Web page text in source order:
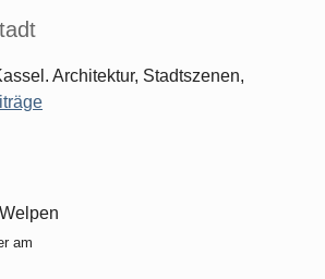
Architektur, Stadtszenen,
am